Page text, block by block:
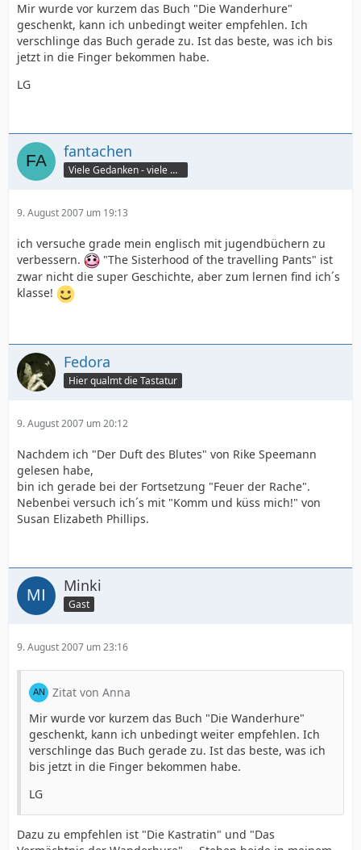
Mir wurde vor kurzem das Buch "Die Wanderhure"
geschenkt, kann ich unbedingt weiter empfehlen. Ich
verschlinge das Buch gerade zu. Ist das beste, was ich bis
jetzt in die Finger bekommen habe.
LG
fantachen
Viele Gedanken - viele Worte
9. August 2007 um 19:13
ich versuche grade mein englisch mit jugendbüchern zu
verbessern.
"The Sisterhood of the travelling Pants" ist
zwar nicht die super Geschichte, aber zum lernen find ich´s
klasse!
Fedora
Hier qualmt die Tastatur
9. August 2007 um 20:12
Nachdem ich "Der Duft des Blutes" von Rike Speemann
gelesen habe,
bin ich gerade bei der Fortsetzung "Feuer der Rache".
Nebenbei versuch ich´s mit "Komm und küss mich!" von
Susan Elizabeth Phillips.
Minki
Gast
9. August 2007 um 23:16
Zitat von Anna
Mir wurde vor kurzem das Buch "Die Wanderhure"
geschenkt, kann ich unbedingt weiter empfehlen. Ich
verschlinge das Buch gerade zu. Ist das beste, was ich
bis jetzt in die Finger bekommen habe.
LG
Dazu zu empfehlen ist "Die Kastratin" und "Das